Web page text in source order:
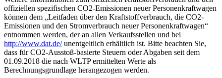
offiziellen spezifischen CO2-Emissionen neuer Personenkraftwagen
können dem „Leitfaden über den Kraftstoffverbrauch, die CO2-
Emissionen und den Stromverbrauch neuer Personenkraftwagen“
entnommen werden, der an allen Verkaufsstellen und bei
http://www.dat.de/unentgeltlich erhältlich ist. Bitte beachten Sie,
dass für CO2-Ausstoß-basierte Steuern oder Abgaben seit dem
01.09.2018 die nach WLTP ermittelten Werte als
Berechnungsgrundlage herangezogen werden.